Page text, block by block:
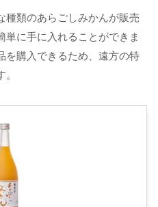
種類のあらごしみかんが販売
単に手に入れることができま
を購入できるため、遠方の特